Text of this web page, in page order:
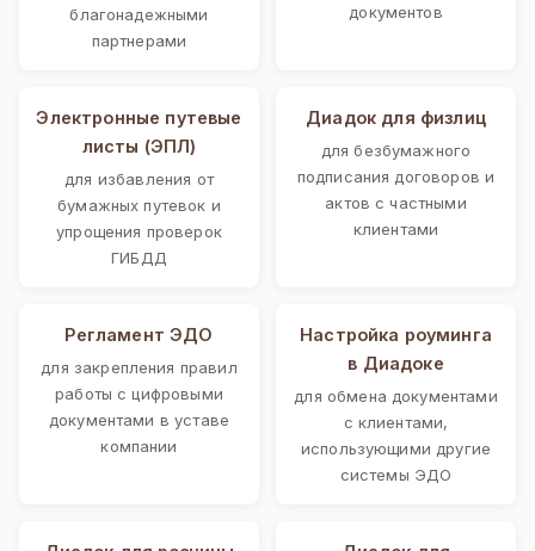
благонадежными
партнерами
документов
Электронные путевые
листы (ЭПЛ)
для избавления от
бумажных путевок и
упрощения проверок
ГИБДД
Диадок для физлиц
для безбумажного
подписания договоров и
актов с частными
клиентами
Регламент ЭДО
для закрепления правил
работы с цифровыми
документами в уставе
компании
Настройка роуминга
в Диадоке
для обмена документами
с клиентами,
использующими другие
системы ЭДО